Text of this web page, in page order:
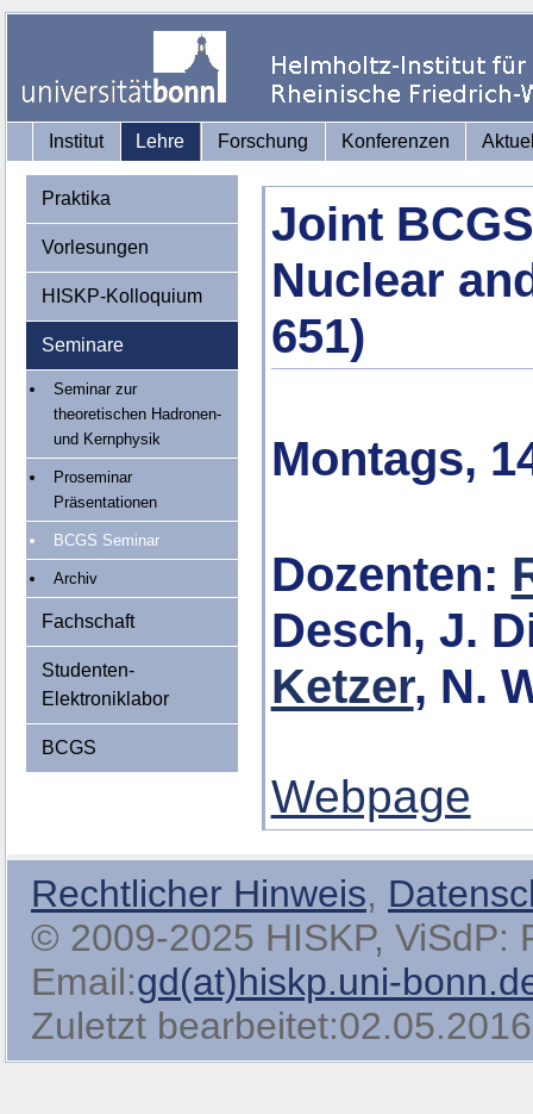
Institut Lehre Forschung Konferenzen
Praktika
Vorlesungen
HISKP-Kolloquium
Seminare
Seminar zur
theoretischen Hadronen-
und Kernphysik
Proseminar
Präsentationen
BCGS Seminar
Archiv
Fachschaft
Studenten-
Elektroniklabor
BCGS
Joint
Nuclear
651)
Montags,
Dozenten:
Desch, J.
Ketzer, N.
Webpage
Rechtlicher Hinweis,
© 2009-2025 HISKP, ViSdP:
Email:gd(at)hiskp.uni-
Zuletzt